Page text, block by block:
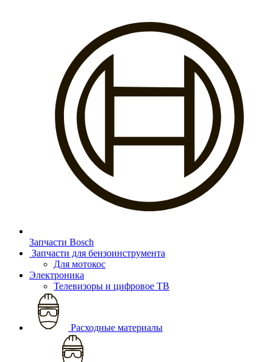
Запчасти Bosch
Запчасти для бензоинструмента
Для мотокос
Электроника
Телевизоры и цифровое ТВ
Расходные материалы